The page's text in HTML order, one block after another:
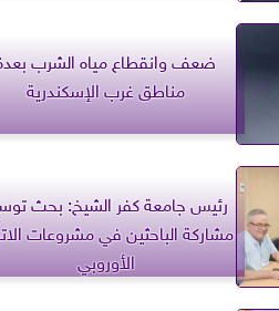
ضعف وانقطاع مياه الشرب
مناطق غرب الإسكندرية
رئيس جامعة كفر الشيخ: بحث
مشاركة الباحثين في مشروعات
الأوروبي